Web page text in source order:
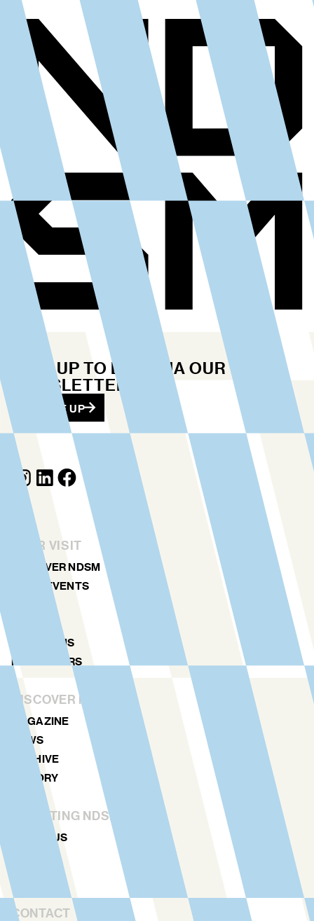
YOUR VISIT
DISCOVER NDSM
ART & EVENTS
AGENDA
LOCATIONS
NDSM TOURS
DISCOVER MORE
MAGAZINE
NEWS
ARCHIVE
HISTORY
STICHTING NDSM-WERF
ABOUT US
CONTACT
STAY UP TO DATE VIA OUR
NEWSLETTER
SIGN ME UP